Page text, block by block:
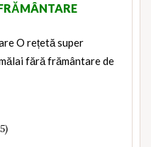
O rețetă super
fără frământare de